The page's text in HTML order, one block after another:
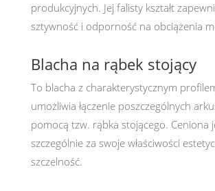
produkcyjnych. Jej falisty kształt
sztywność i odporność na obciążenia
Blacha na rąbek stojący
To blacha z charakterystycznym
umożliwia łączenie poszczególnych
pomocą tzw. rąbka stojącego. Ceniona
szczególnie za swoje właściwości
szczelność.